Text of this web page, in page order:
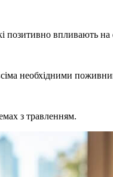
позитивно впливають на
необхідними
з травленням.